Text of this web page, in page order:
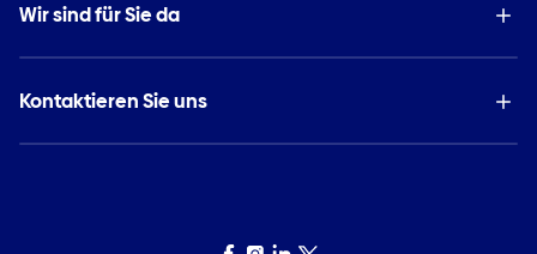
Wir sind für Sie da
Kontaktieren Sie uns